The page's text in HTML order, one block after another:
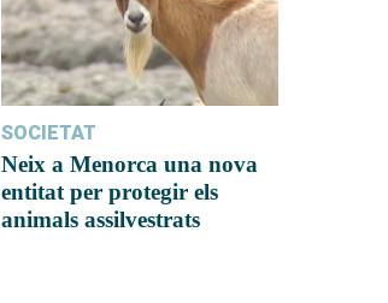
SOCIETAT
Neix a Menorca una nova
entitat per protegir els
animals assilvestrats